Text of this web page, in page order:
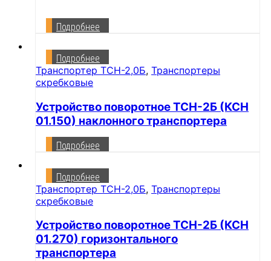
Подробнее
Подробнее
Транспортер ТСН-2,0Б, Транспортеры
скребковые
Устройство поворотное ТСН-2Б (КСН
01.150) наклонного транспортера
Подробнее
Подробнее
Транспортер ТСН-2,0Б, Транспортеры
скребковые
Устройство поворотное ТСН-2Б (КСН
01.270) горизонтального
транспортера